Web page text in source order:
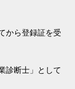
から登録証を受
診断士」として